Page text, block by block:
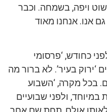
ויפה, בשמחה. וכבר
אנו. אנחנו מאוד
כחודש, ‘פרסומי
‘ירוק בעיר’. לא ברור מה
בכל מקרה, ‘השבוע
ולפני שבועיים